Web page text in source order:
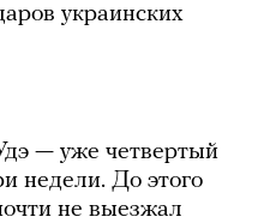
украинских
— уже четвертый
недели. До этого
не выезжал